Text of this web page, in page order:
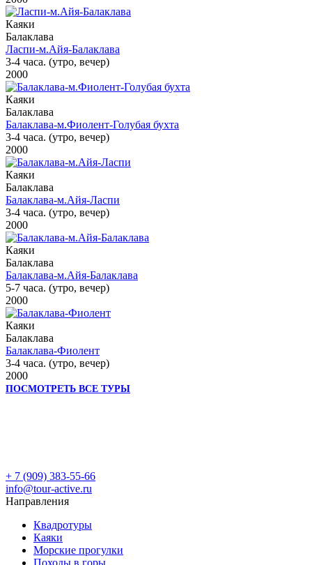
Каяки
Балаклава
Ласпи-м.Айя-Балаклава
3-4 часа. (утро, вечер)
2000
Каяки
Балаклава
Балаклава-м.Фиолент-Голубая бухта
3-4 часа. (утро, вечер)
2000
Каяки
Балаклава
Балаклава-м.Айя-Ласпи
3-4 часа. (утро, вечер)
2000
Каяки
Балаклава
Балаклава-м.Айя-Балаклава
5-7 часа. (утро, вечер)
2000
Каяки
Балаклава
Балаклава-Фиолент
3-4 часа. (утро, вечер)
2000
ПОСМОТРЕТЬ ВСЕ ТУРЫ
+ 7 (909) 383-55-66
info@tour-active.ru
Направления
Квадротуры
Каяки
Морские прогулки
Походы в горы